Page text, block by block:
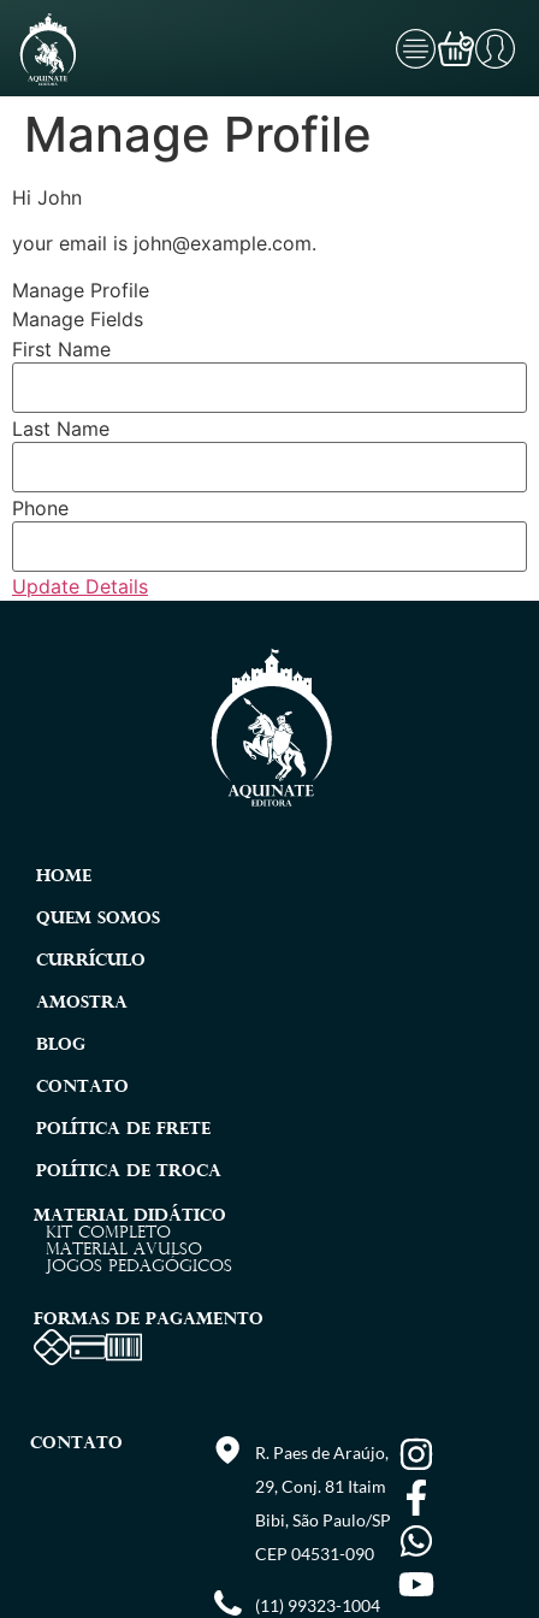
Manage Profile
Hi John
your email is john@example.com.
Manage Profile
Manage Fields
First Name
Last Name
Phone
Update Details
Home
Quem Somos
Currículo
Amostra
Blog
Contato
Política de Frete
Política de Troca
MATERIAL DIDÁTICO
Kit completo
Material Avulso
JOGOS PEDAGÓGICOS
FORMAS DE PAGAMENTO
CONTATO
R. Paes de Araújo,
29, Conj. 81 Itaim
Bibi, São Paulo/SP
CEP 04531-090
(11) 99323-1004